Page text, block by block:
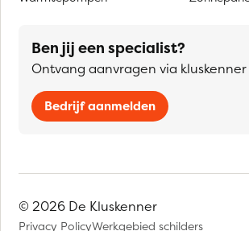
Ben jij een specialist?
Ontvang aanvragen via kluskenner
Bedrijf aanmelden
© 2026 De Kluskenner
Privacy PolicyWerkgebied schilders